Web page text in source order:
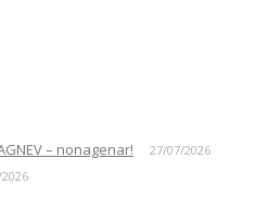
– nonagenar! 27/07/2026